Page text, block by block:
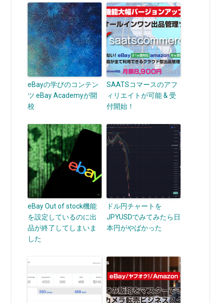
eBayの学びのコンテン
ツ eBay Academyが開
校
SAATSコマースのアフ
ィリエイトが可能 & 受
付開始！
eBay Out of stock機能
を設定しているのに出
品が終了してしまいま
した
ドル円チャートを
JPYUSDでみてみたら日
本円がやばかった